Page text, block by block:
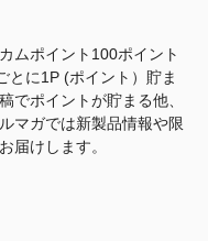
ムポイント100ポイント
とに1P (ポイント）貯ま
でポイントが貯まる他、
マガでは新製品情報や限
届けします。